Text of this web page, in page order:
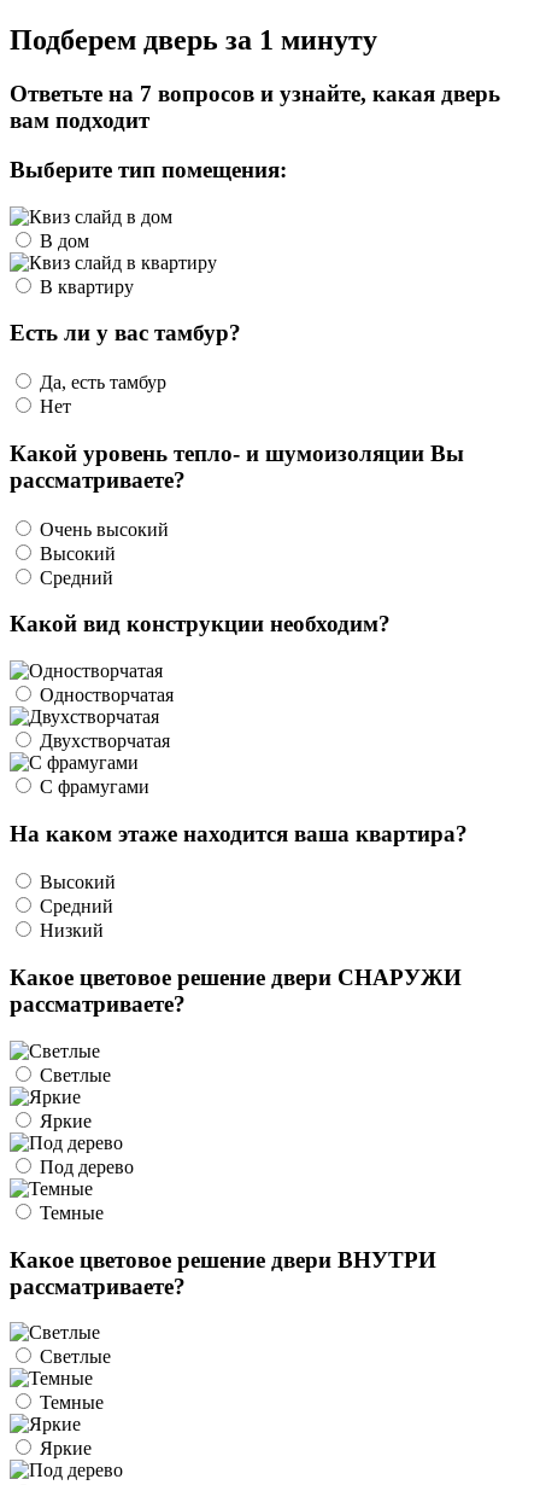
Подберем дверь за 1 минуту
Ответьте на 7 вопросов и узнайте, какая дверь
вам подходит
Выберите тип помещения:
В дом
В квартиру
Есть ли у вас тамбур?
Да, есть тамбур
Нет
Какой уровень тепло- и шумоизоляции Вы
рассматриваете?
Очень высокий
Высокий
Средний
Какой вид конструкции необходим?
Одностворчатая
Двухстворчатая
С фрамугами
На каком этаже находится ваша квартира?
Высокий
Средний
Низкий
Какое цветовое решение двери СНАРУЖИ
рассматриваете?
Светлые
Яркие
Под дерево
Темные
Какое цветовое решение двери ВНУТРИ
рассматриваете?
Светлые
Темные
Яркие